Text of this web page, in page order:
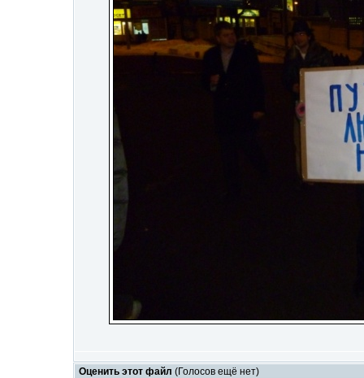
Оценить этот файл (Голосов ещё нет)